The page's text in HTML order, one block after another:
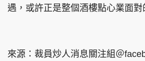
遇，或許正是整個酒樓點心業面對
來源：裁員炒人消息關注組＠